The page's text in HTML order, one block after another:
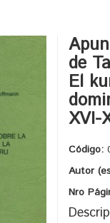
de
El
XVI-
Código:
Autor
Nro